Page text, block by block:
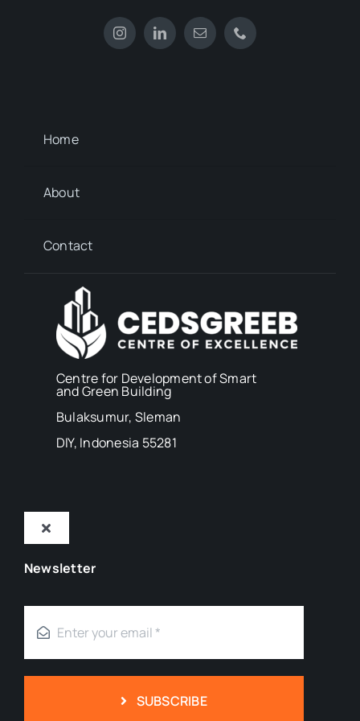
Home
About
Contact
Centre for Development of Smart
and Green Building
Bulaksumur, Sleman
DIY, Indonesia 55281
Toggle
Tentang Kami
Mitra
Blog
Newsletter
SUBSCRIBE